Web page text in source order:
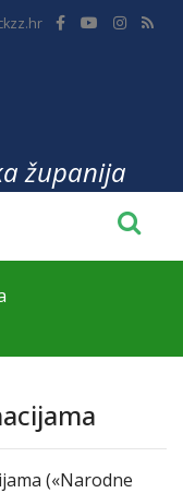
županija
(«Narodne